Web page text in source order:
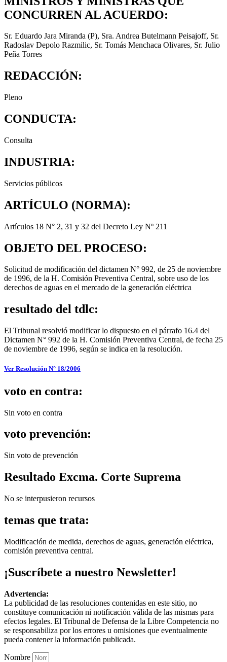
CONCURREN AL ACUERDO:
Sr. Eduardo Jara Miranda (P), Sra. Andrea Butelmann Peisajoff, Sr.
Radoslav Depolo Razmilic, Sr. Tomás Menchaca Olivares, Sr. Julio
Peña Torres
REDACCIÓN:
Pleno
CONDUCTA:
Consulta
INDUSTRIA:
Servicios públicos
ARTÍCULO (NORMA):
Artículos 18 N° 2, 31 y 32 del Decreto Ley Nº 211
OBJETO DEL PROCESO:
Solicitud de modificación del dictamen N° 992, de 25 de noviembre
de 1996, de la H. Comisión Preventiva Central, sobre uso de los
derechos de aguas en el mercado de la generación eléctrica
resultado del tdlc:
El Tribunal resolvió modificar lo dispuesto en el párrafo 16.4 del
Dictamen N° 992 de la H. Comisión Preventiva Central, de fecha 25
de noviembre de 1996, según se indica en la resolución.
Ver Resolución N° 18/2006
voto en contra:
Sin voto en contra
voto prevención:
Sin voto de prevención
Resultado Excma. Corte Suprema
No se interpusieron recursos
temas que trata:
Modificación de medida, derechos de aguas, generación eléctrica,
comisión preventiva central.
¡Suscríbete a nuestro Newsletter!
Advertencia:
La publicidad de las resoluciones contenidas en este sitio, no
constituye comunicación ni notificación válida de las mismas para
efectos legales. El Tribunal de Defensa de la Libre Competencia no
se responsabiliza por los errores u omisiones que eventualmente
pueda contener la información publicada.
Nombre